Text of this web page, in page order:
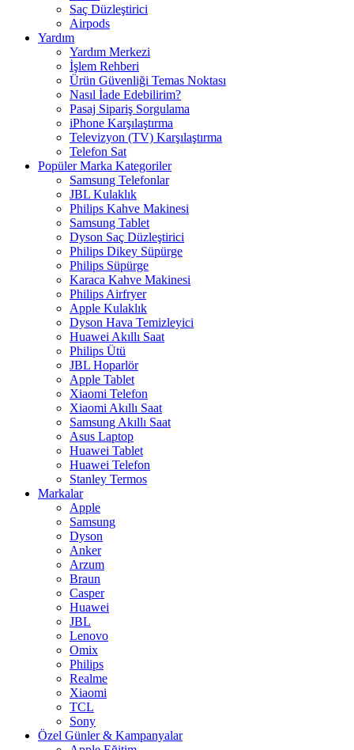
Saç Düzleştirici
Airpods
Yardım
Yardım Merkezi
İşlem Rehberi
Ürün Güvenliği Temas Noktası
Nasıl İade Edebilirim?
Pasaj Sipariş Sorgulama
iPhone Karşılaştırma
Televizyon (TV) Karşılaştırma
Telefon Sat
Popüler Marka Kategoriler
Samsung Telefonlar
JBL Kulaklık
Philips Kahve Makinesi
Samsung Tablet
Dyson Saç Düzleştirici
Philips Dikey Süpürge
Philips Süpürge
Karaca Kahve Makinesi
Philips Airfryer
Apple Kulaklık
Dyson Hava Temizleyici
Huawei Akıllı Saat
Philips Ütü
JBL Hoparlör
Apple Tablet
Xiaomi Telefon
Xiaomi Akıllı Saat
Samsung Akıllı Saat
Asus Laptop
Huawei Tablet
Huawei Telefon
Stanley Termos
Markalar
Apple
Samsung
Dyson
Anker
Arzum
Braun
Casper
Huawei
JBL
Lenovo
Omix
Philips
Realme
Xiaomi
TCL
Sony
Özel Günler & Kampanyalar